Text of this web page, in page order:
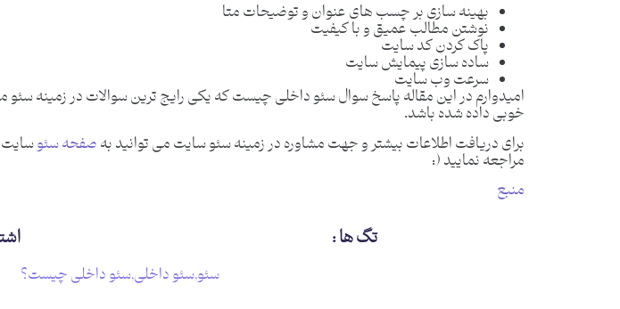
بهینه سازی بر چسب های عنوان و توضیحات متا
نوشتن مطالب عمیق و با کیفیت
پاک کردن کد سایت
ساده سازی پیمایش سایت
سرعت وب سایت
امیدوارم در این مقاله پاسخ سوال سئو داخلی چیست که یکی رایج ترین سوالات در زمینه سئو
خوبی داده شده باشد.
برای دریافت اطلاعات بیشتر و جهت مشاوره در زمینه سئو سایت می توانید بهصفحه سئو
مراجعه نمایید (:
منبع
تگ ها :
سئو,سئو داخلی,سئو داخلی چیست؟